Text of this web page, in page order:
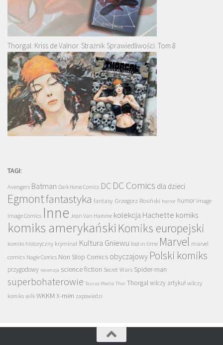
Thorgal. Kriss de Valnor. Strażnik Sprawiedliwości. Tom 8
TAGI:
Avengers Batman Dark Horse Comics DC DC Comics dla dzieci
Egmontfantastyka fantasy Grzegorz Rosiński horror humor Image
Image Comics Inne Jean Van Hamme kolekcja Hachette komiks
komiks amerykański Komiks europejski
komiks historyczny kryminał Kultura Gniewu lost in time Marvel marvel
comics Nagle Comics Non Stop Comics obyczajowy Polski komiks
przygodowy recenzja science fiction Secret Wars Spider-man
superbohaterowie Taurus Media Thor Thorgal wilczy artykuł wilczy
komiks wilk WKKM X-men zapowiedzi